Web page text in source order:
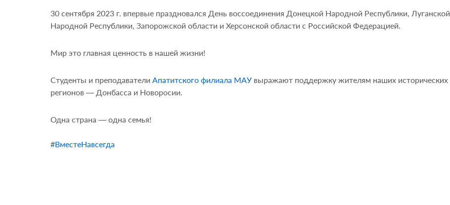
30 сентября 2023 г. впервые праздновался День воссоединения Донецкой Народной Республики, Луганской
Народной Республики, Запорожской области и Херсонской области с Российской Федерацией.
Мир это главная ценность в нашей жизни!
Студенты и преподаватели Апатитского филиала МАУ выражают поддержку жителям наших исторических
регионов — Донбасса и Новоросии.
Одна страна — одна семья!
#ВместеНавсегда